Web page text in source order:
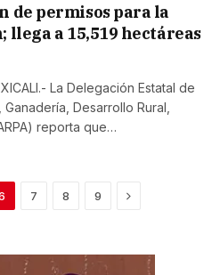
de permisos para la
llega a 15,519 hectáreas
La Delegación Estatal de
Desarrollo Rural,
reporta que…
7 8 9 Next